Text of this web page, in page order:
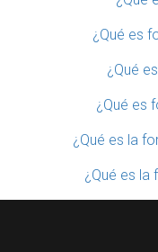
¿Qué es
¿Qué
¿Qué es
¿Qué es la
¿Qué es la